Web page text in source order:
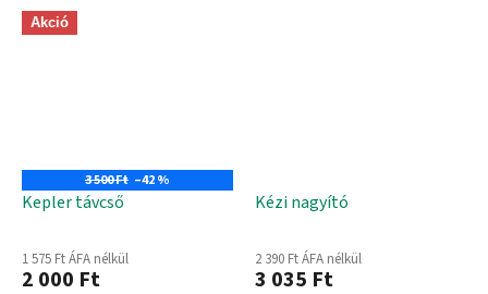
Akció
3 500 Ft –42 %
Kepler távcső
1 575 Ft ÁFA nélkül
2 000 Ft
Kézi nagyító
2 390 Ft ÁFA nélkül
3 035 Ft